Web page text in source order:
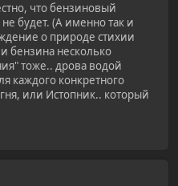
что бензиновый
будет. (А именно так и
о природе стихии
бензина несколько
тоже.. дрова водой
каждого конкретного
или Истопник.. который